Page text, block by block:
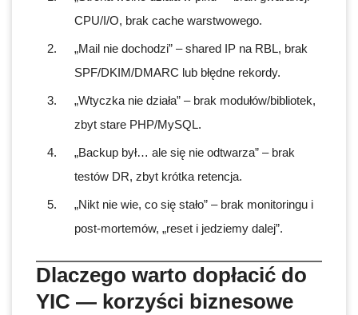
CPU/I/O, brak cache warstwowego.
„Mail nie dochodzi” – shared IP na RBL, brak
SPF/DKIM/DMARC lub błędne rekordy.
„Wtyczka nie działa” – brak modułów/bibliotek,
zbyt stare PHP/MySQL.
„Backup był… ale się nie odtwarza” – brak
testów DR, zbyt krótka retencja.
„Nikt nie wie, co się stało” – brak monitoringu i
post-mortemów, „reset i jedziemy dalej”.
Dlaczego warto dopłacić do
YIC — korzyści biznesowe